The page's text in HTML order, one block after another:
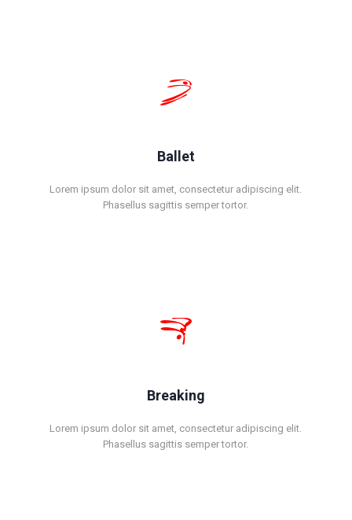
Ballet
Lorem ipsum dolor sit amet, consectetur adipiscing elit.
Phasellus sagittis semper tortor.
Breaking
Lorem ipsum dolor sit amet, consectetur adipiscing elit.
Phasellus sagittis semper tortor.